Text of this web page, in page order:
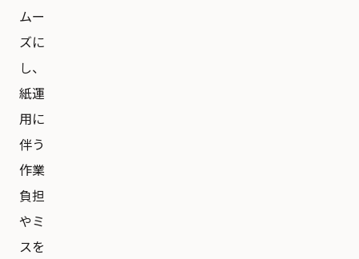
ムー
ズに
し、
紙運
用に
伴う
作業
負担
やミ
スを